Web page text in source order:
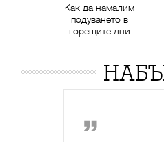
Как да намалим
подуването в
горещите дни